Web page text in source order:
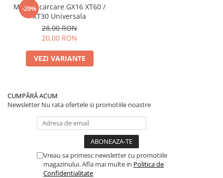
-29%
Mufa Incarcare GX16 XT60 /
XT30 Universala
28,00 RON
20,00 RON
VEZI VARIANTE
CUMPĂRĂ ACUM
Newsletter Nu rata ofertele si promotiile noastre
Vreau sa primesc newsletter cu promotiile
magazinului. Afla mai multe in Politica de
Confidentialitate